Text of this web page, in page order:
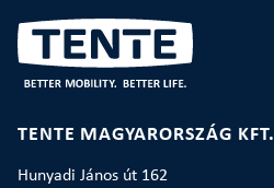
TENTE MAGYARORSZÁG KFT.
Hunyadi János út 162